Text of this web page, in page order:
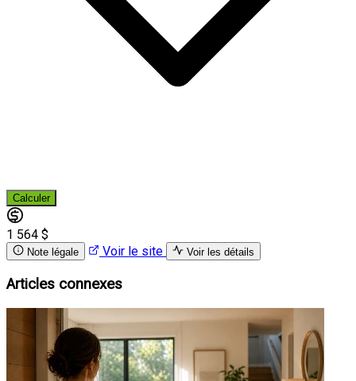
Calculer
1 564 $
Note légale Voir le site Voir les détails
Articles connexes